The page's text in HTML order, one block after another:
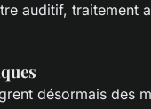
auditif, traitement
désormais des